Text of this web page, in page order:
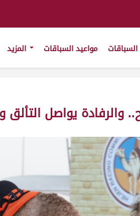
السباقات مواعيد السباقات
والرفادة يواصل